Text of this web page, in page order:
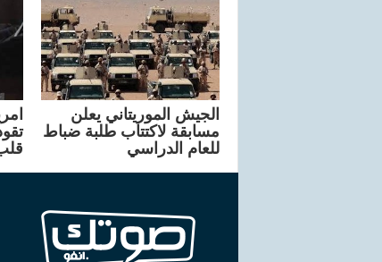
الجيش الموريتاني يعلن
مسابقة لاكتتاب طلبة ضباط
للعام الدراسي